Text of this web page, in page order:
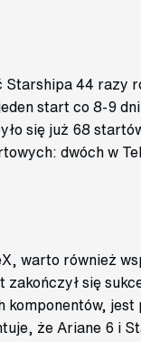
44 razy
start co 8-9
się już 68
dwóch w
warto również
się
komponentów,
że Ariane 6 i